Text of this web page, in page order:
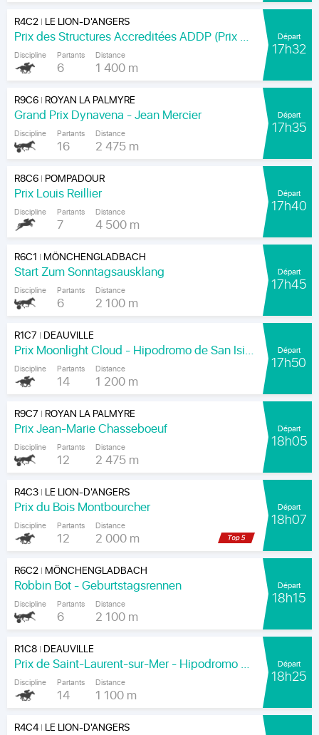
R4C2| LE LION-D'ANGERS
Prix des Structures Accreditées ADDP (Prix Léon Carabin)
Discipline Partants
6
Distance
1 400 m
Départ
17h32
R9C6| ROYAN LA PALMYRE
Grand Prix Dynavena - Jean Mercier
Discipline Partants
16
Distance
2 475 m
Départ
17h35
R8C6| POMPADOUR
Prix Louis Reillier
Discipline Partants
7
Distance
4 500 m
Départ
17h40
R6C1 | MÖNCHENGLADBACH
Start Zum Sonntagsausklang
Discipline Partants
6
Distance
2 100 m
Départ
17h45
R1C7 | DEAUVILLE
Prix Moonlight Cloud - Hipodromo de San Isidro
Discipline Partants
14
Distance
1 200 m
Départ
17h50
R9C7 | ROYAN LA PALMYRE
Prix Jean-Marie Chasseboeuf
Discipline Partants
12
Distance
2 475 m
Départ
18h05
R4C3| LE LION-D'ANGERS
Prix du Bois Montbourcher
Discipline Partants
12
Distance
2 000 m
Départ
18h07
R6C2| MÖNCHENGLADBACH
Robbin Bot - Geburtstagsrennen
Discipline Partants
6
Distance
2 100 m
Départ
18h15
R1C8| DEAUVILLE
Prix de Saint-Laurent-sur-Mer - Hipodromo de Maronas
Discipline Partants
14
Distance
1 100 m
Départ
18h25
R4C4| LE LION-D'ANGERS